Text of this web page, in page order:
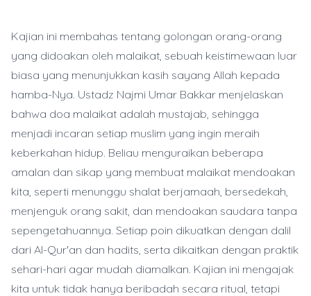
Kajian ini membahas tentang golongan orang-orang
yang didoakan oleh malaikat, sebuah keistimewaan luar
biasa yang menunjukkan kasih sayang Allah kepada
hamba-Nya. Ustadz Najmi Umar Bakkar menjelaskan
bahwa doa malaikat adalah mustajab, sehingga
menjadi incaran setiap muslim yang ingin meraih
keberkahan hidup. Beliau menguraikan beberapa
amalan dan sikap yang membuat malaikat mendoakan
kita, seperti menunggu shalat berjamaah, bersedekah,
menjenguk orang sakit, dan mendoakan saudara tanpa
sepengetahuannya. Setiap poin dikuatkan dengan dalil
dari Al-Qur'an dan hadits, serta dikaitkan dengan praktik
sehari-hari agar mudah diamalkan. Kajian ini mengajak
kita untuk tidak hanya beribadah secara ritual, tetapi